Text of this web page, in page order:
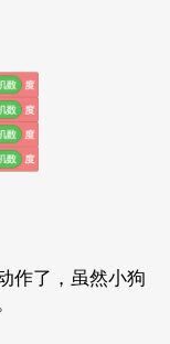
作了，虽然小狗